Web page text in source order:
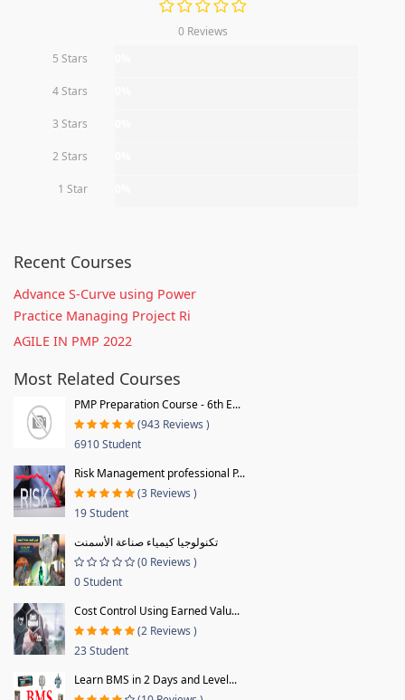
0 Reviews
5 Stars
4 Stars
3 Stars
2 Stars
1 Star
Recent Courses
Advance S-Curve using Power
Practice Managing Project Ri
AGILE IN PMP 2022
Most Related Courses
PMP Preparation Course - 6th E...
(943 Reviews )
6910 Student
Risk Management professional P...
(3 Reviews )
19 Student
تكنولوجيا كيمياء صناعة الأسمنت
(0 Reviews )
0 Student
Cost Control Using Earned Valu...
(2 Reviews )
23 Student
Learn BMS in 2 Days and Level...